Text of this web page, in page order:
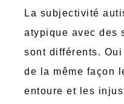
La subjectivité
atypique avec des
sont différents.
de la même façon
entoure et les